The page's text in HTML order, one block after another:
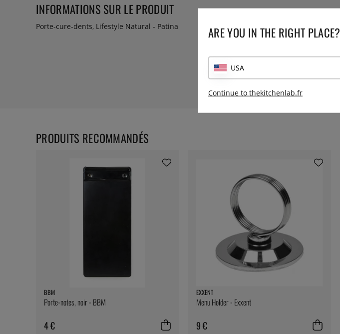
INFORMATIONS SUR LE PRODUIT
Porte-cure-dents, Lifestyle Natural - Patina
BBM
Porte-notes, noir - BBM
4 €
EXXENT
Menu Holder - Exxent
9 €
PRODUITS RECOMMANDÉS
ARE YOU IN THE RIGHT PLACE?
USA
Continue to thekitchenlab.fr